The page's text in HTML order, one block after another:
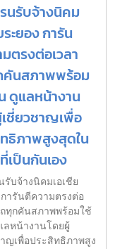
นรับจ้างนิคม
ระยอง การัน
ตรงต่อเวลา
คันสภาพพร้อม
ดูแลหน้างาน
ชี่ยวชาญเพื่อ
ธิภาพสูงสุดใน
เป็นกันเอง
รับจ้างนิคมเอเชีย
การันตีความตรงต่อ
ถทุกคันสภาพพร้อมใช้
ลหน้างานโดยผู้
ญเพื่อประสิทธิภาพสูง